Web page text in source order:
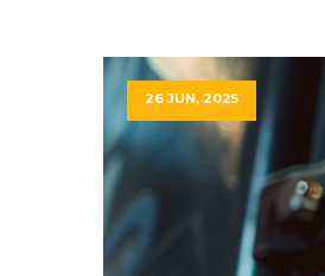
26 JUN, 2025